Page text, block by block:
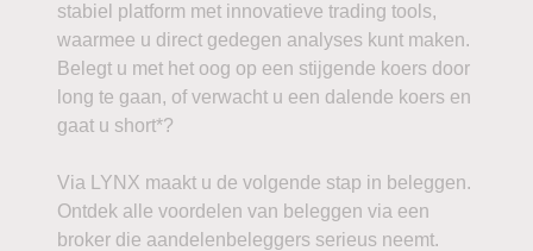
stabiel platform met innovatieve trading tools,
waarmee u direct gedegen analyses kunt maken.
Belegt u met het oog op een stijgende koers door
long te gaan, of verwacht u een dalende koers en
gaat u short*?
Via LYNX maakt u de volgende stap in beleggen.
Ontdek alle voordelen van beleggen via een
broker die aandelenbeleggers serieus neemt.